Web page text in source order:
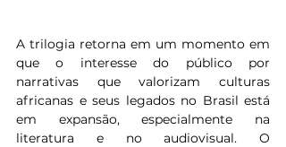
A trilogia retorna em um momento em
que o interesse do público por
narrativas que valorizam culturas
africanas e seus legados no Brasil está
em expansão, especialmente na
literatura e no audiovisual. O